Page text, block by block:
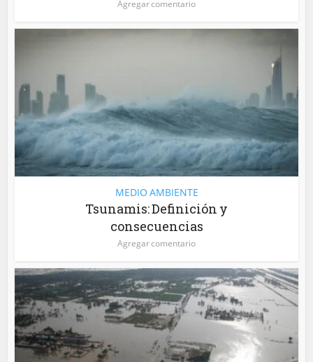
Agregar comentario
MEDIO AMBIENTE
Tsunamis: Definición y
consecuencias
Agregar comentario